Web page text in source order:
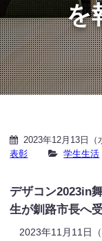
を
2023年12月13日（
表彰
学生生活
デザコン2023in
生が釧路市長へ
2023年11月11日